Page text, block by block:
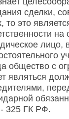
сделки,
то это
лицо,
общество с
являться
325 ГК РФ.